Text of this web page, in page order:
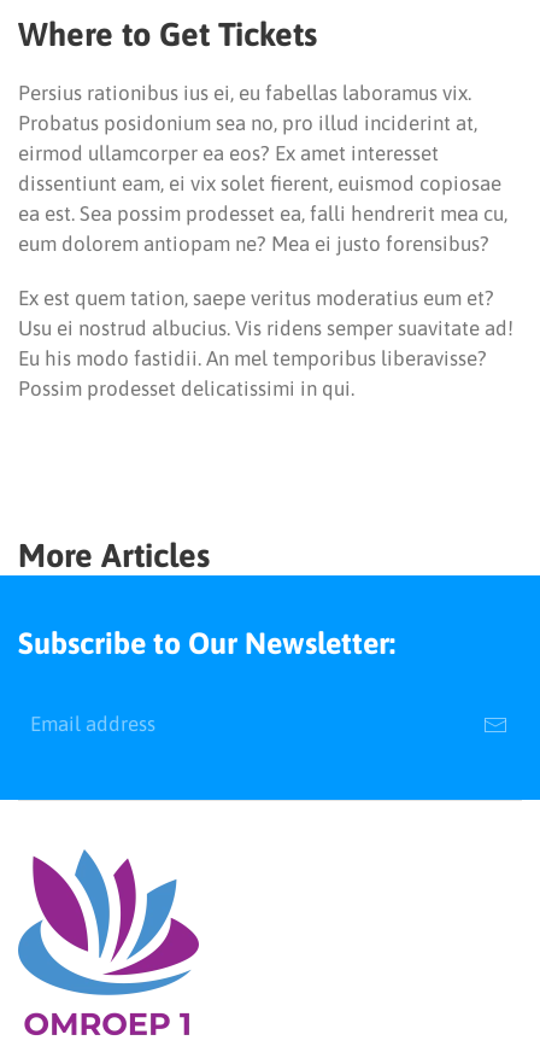
Where to Get Tickets
Persius rationibus ius ei, eu fabellas laboramus vix.
Probatus posidonium sea no, pro illud inciderint at,
eirmod ullamcorper ea eos? Ex amet interesset
dissentiunt eam, ei vix solet fierent, euismod copiosae
ea est. Sea possim prodesset ea, falli hendrerit mea cu,
eum dolorem antiopam ne? Mea ei justo forensibus?
Ex est quem tation, saepe veritus moderatius eum et?
Usu ei nostrud albucius. Vis ridens semper suavitate ad!
Eu his modo fastidii. An mel temporibus liberavisse?
Possim prodesset delicatissimi in qui.
More Articles
Subscribe to Our Newsletter: